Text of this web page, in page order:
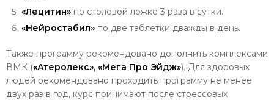
«Лецитин» по столовой ложке 3 раза в сутки.
«Нейростабил» по две таблетки дважды в день.
Также программу рекомендовано дополнить комплексами
ВМК («Атеролекс», «Мега Про Эйдж»). Для здоровых
людей рекомендовано проходить программу не менее
двух раз в год, курс принимают после стрессовых